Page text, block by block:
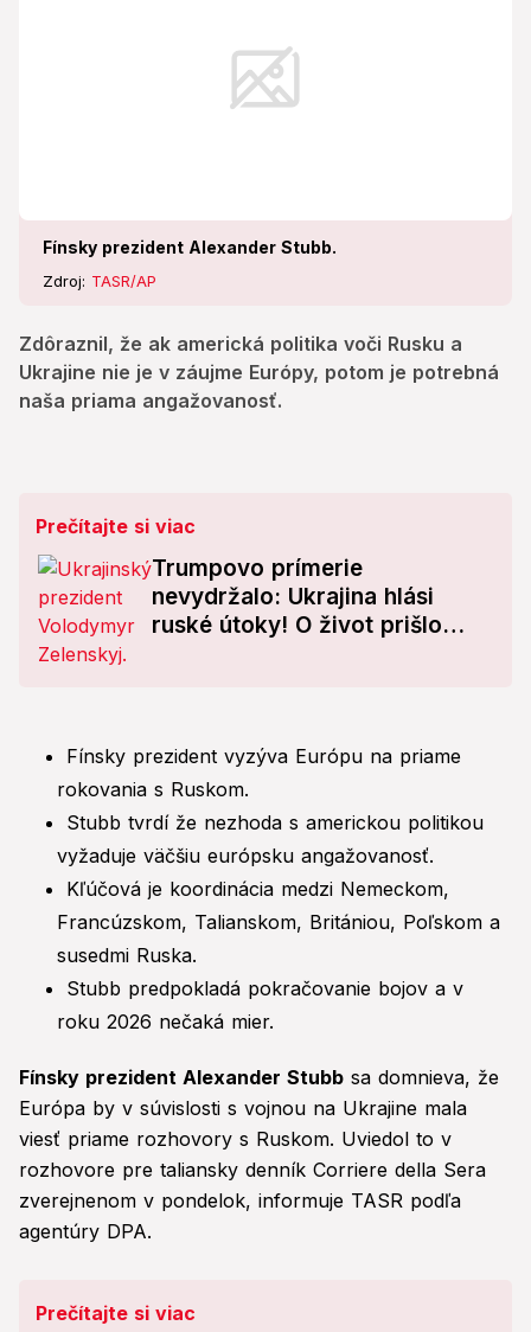
Fínsky prezident Alexander Stubb.
Zdroj: TASR/AP
Zdôraznil, že ak americká politika voči Rusku a
Ukrajine nie je v záujme Európy, potom je potrebná
naša priama angažovanosť.
Prečítajte si viac
Trumpovo prímerie
nevydržalo: Ukrajina hlási
ruské útoky! O život prišlo
Fínsky prezident vyzýva Európu na priame
rokovania s Ruskom.
Stubb tvrdí že nezhoda s americkou politikou
vyžaduje väčšiu európsku angažovanosť.
Kľúčová je koordinácia medzi Nemeckom,
Francúzskom, Talianskom, Britániou, Poľskom a
susedmi Ruska.
Stubb predpokladá pokračovanie bojov a v
roku 2026 nečaká mier.
Fínsky prezident Alexander Stubb sa domnieva, že
Európa by v súvislosti s vojnou na Ukrajine mala
viesť priame rozhovory s Ruskom. Uviedol to v
rozhovore pre taliansky denník Corriere della Sera
zverejnenom v pondelok, informuje TASR podľa
agentúry DPA.
Prečítajte si viac